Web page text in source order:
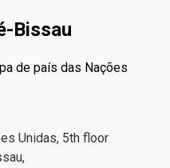
Bissau
de país das Nações
Unidas, 5th floor